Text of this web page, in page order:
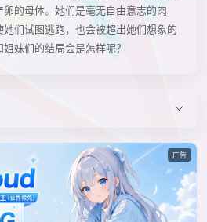
的母体。她们是毫无自由意志的肉
们试图逃跑，也会被超出她们想象的
妹们的结局会是怎样呢？
广告